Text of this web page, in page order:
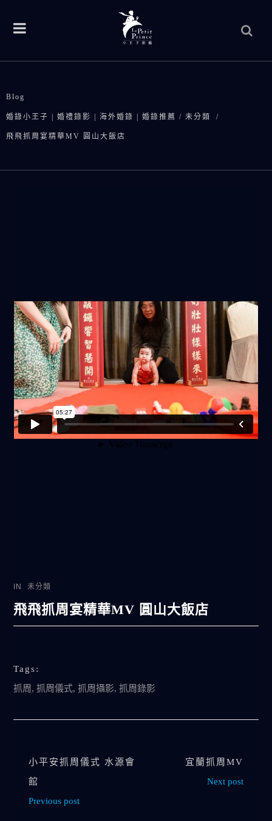
Blog
婚錄小王子 | 婚禮錄影 | 海外婚錄 | 婚錄推薦 / 未分類 /
飛飛抓周宴精華MV 圓山大飯店
IN 未分類
飛飛抓周宴精華MV 圓山大飯店
Tags:
抓周 ,抓周儀式,抓周攝影,抓周錄影
小平安抓周儀式 水源會
館
Previous post
宜蘭抓周MV
Next post